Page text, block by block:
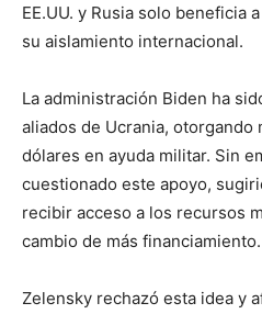
EE.UU. y Rusia solo beneficia
su aislamiento internacional.
La administración Biden ha
aliados de Ucrania, otorgando
dólares en ayuda militar. Sin
cuestionado este apoyo,
recibir acceso a los recursos
cambio de más financiamiento.
Zelensky rechazó esta idea y